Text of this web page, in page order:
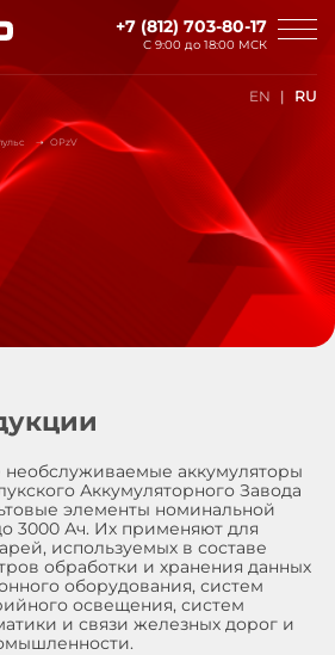
+7 (812) 703-80-17
С 9:00 до18:00 МСК
EN RU
OPzV
аккумуляторы
Аккумуляторного Завода
элементы номинальной
3000 Ач. Их применяют для
используемых в составе
обработки и хранения данных
оборудования, систем
освещения, систем
и связи железных дорог и